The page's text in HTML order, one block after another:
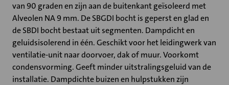
van 90 graden en zijn aan de buitenkant geïsoleerd met
Alveolen NA 9 mm. De SBGDI bocht is geperst en glad en
de SBDI bocht bestaat uit segmenten. Dampdicht en
geluidsisolerend in één. Geschikt voor het leidingwerk van
ventilatie-unit naar doorvoer, dak of muur. Voorkomt
condensvorming. Geeft minder uitstralingsgeluid van de
installatie. Dampdichte buizen en hulpstukken zijn